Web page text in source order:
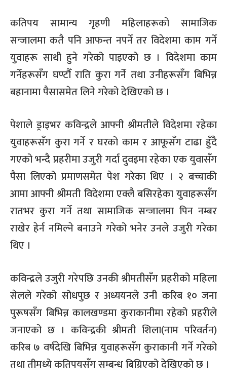
कतिपय सामान्य गृहणी महिलाहरूको सामाजिक
सन्जालमा कतै पनि आफन्त नपर्ने तर विदेशमा काम गर्ने
युवाहरू साथी हुने गरेको पाइएको छ । विदेशमा काम
गर्नेहरूसँग घण्टौँ राति कुरा गर्ने तथा उनीहरूसँग बिभिन्न
बहानामा पैसासमेत लिने गरेको देखिएको छ ।
पेशाले ड्राइभर कविन्द्रले आफ्नी श्रीमतीले विदेशमा रहेका
युवाहरूसँग कुरा गर्ने र घरको काम र आफूसँग टाढा हुँदै
गएको भन्दै प्रहरीमा उजुरी गर्दा दुवइमा रहेका एक युवासँग
पैसा लिएको प्रमाणसमेत पेश गरेका थिए । २ बच्चाकी
आमा आफ्नी श्रीमती विदेशमा एक्लै बसिरहेका युवाहरूसँग
रातभर कुरा गर्ने तथा सामाजिक सन्जालमा पिन नम्बर
राखेर हेर्न नमिल्ने बनाउने गरेको भनेर उनले उजुरी गरेका
थिए ।
कविन्द्रले उजुरी गरेपछि उनकी श्रीमतीसँग प्रहरीको महिला
सेलले गरेको सोधपुछ र अध्ययनले उनी करिब १० जना
पुरूषसँग बिभिन्न कालखण्डमा कुराकानीमा रहेको प्रहरीले
जनाएको छ । कविन्द्रकी श्रीमती शिला(नाम परिवर्तन)
करिब ७ वर्षदेखि बिभिन्न युवाहरूसँग कुराकानी गर्ने गरेको
तथा तीमध्ये कतिपयसँग सम्बन्ध बिग्रिएको देखिएको छ ।